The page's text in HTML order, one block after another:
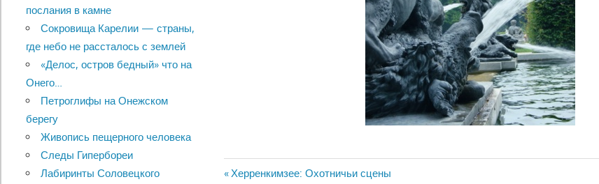
Previous
Херренкимзее: Охотничьи сцены
послания в камне
Сокровища Карелии — страны,
где небо не рассталось с землей
«Делос, остров бедный» что на
Онего…
Петроглифы на Онежском
берегу
Живопись пещерного человека
Следы Гипербореи
Лабиринты Соловецкого